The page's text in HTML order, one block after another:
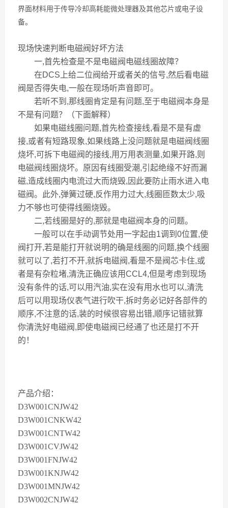
界面材料用于传导冷却高耗能微处理器及其他芯片或电子设
备。
现场快速判断电磁阀好坏方法
一,首先检查是不是电磁阀电磁线圈故障？
在DCS上给二位阀给开或者关的信号,然后看电磁
阀是否得失电,一般在现场听声音即可。
若听不到,那线圈肯定是有问题,至于电磁阀本身是
不是有问题？（下面解释）
如果电磁线圈问题,首先检查接线,看是不是有虚
接,或者有短路现象,如果线路上没问题就是电磁阀线圈
烧坏,可拆下电磁阀的接线,用万用表测量,如果开路,则
电磁阀线圈烧坏。原因有线圈受潮,引起绝缘不好而漏
磁,造成线圈内电流过大而烧毁,因此要防止雨水进入电
磁阀。此外,弹簧过硬,反作用力过大,线圈匝数太少,吸
力不够也可使得线圈烧毁。
二,若线圈是好的,那就是电磁阀本身的问题。
一般可以在手动调节处用一字起由1调到0位置,使
阀打开,若是能打开就说明的确是线圈的问题,换个线圈
就可以了,若打不开,就拆电磁阀,看是不是阀芯卡住,或
者是有杂粒堵,清洗正确应该用CCL4,但是考虑到现场
没有条件的话,可以用汽油,实在没有用水也可以,清洗
后可以用现场仪表气进行吹干,拆时务必记好各部件的
顺序,不注意的话,装的时候很容易出错,顺序记错就算
你清洗好电磁阀,即使电磁阀已经通了也还是打不开
的！
产品介绍：
D3W001CNJW42
D3W001CNKW42
D3W001CNTW42
D3W001CVJW42
D3W001FNJW42
D3W001KNJW42
D3W001MNJW42
D3W002CNJW42